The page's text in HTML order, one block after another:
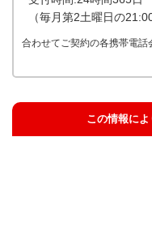
（毎月第2土曜日の
合わせてご契約の各携帯電話
この情報に